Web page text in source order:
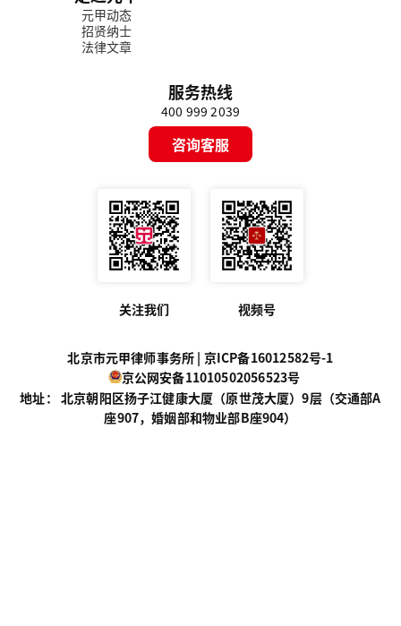
元甲动态
招贤纳士
法律文章
服务热线
400 999 2039
咨询客服
关注我们 视频号
北京市元甲律师事务所 | 京ICP备16012582号-1
京公网安备11010502056523号
地址： 北京朝阳区扬子江健康大厦（原世茂大厦）9层（交通部A
座907，婚姻部和物业部B座904）